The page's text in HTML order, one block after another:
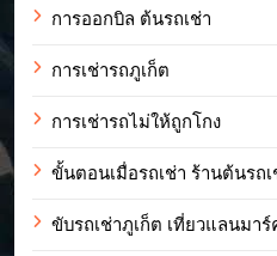
การออกบิล ต้นรถเช่า
การเช่ารถภูเก็ต
การเช่ารถไม่ให้ถูกโกง
ขั้นตอนเมื่อรถเช่า ร้านต้นรถเ
ขับรถเช่าภูเก็ต เที่ยวแลนมา